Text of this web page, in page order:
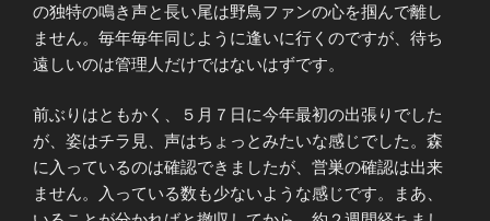
の独特の鳴き声と長い尾は野鳥ファンの心を掴んで離し
ません。毎年毎年同じように逢いに行くのですが、待ち
遠しいのは管理人だけではないはずです。
前ぶりはともかく、５月７日に今年最初の出張りでした
が、姿はチラ見、声はちょっとみたいな感じでした。森
に入っているのは確認できましたが、営巣の確認は出来
ません。入っている数も少ないような感じです。まあ、